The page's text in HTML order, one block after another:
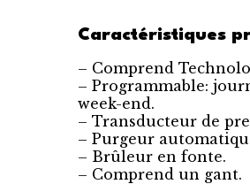
Caractéristiques
– Comprend
– Programmable:
week-end.
– Transducteur de
– Purgeur
– Brûleur en fonte.
– Comprend un gant.